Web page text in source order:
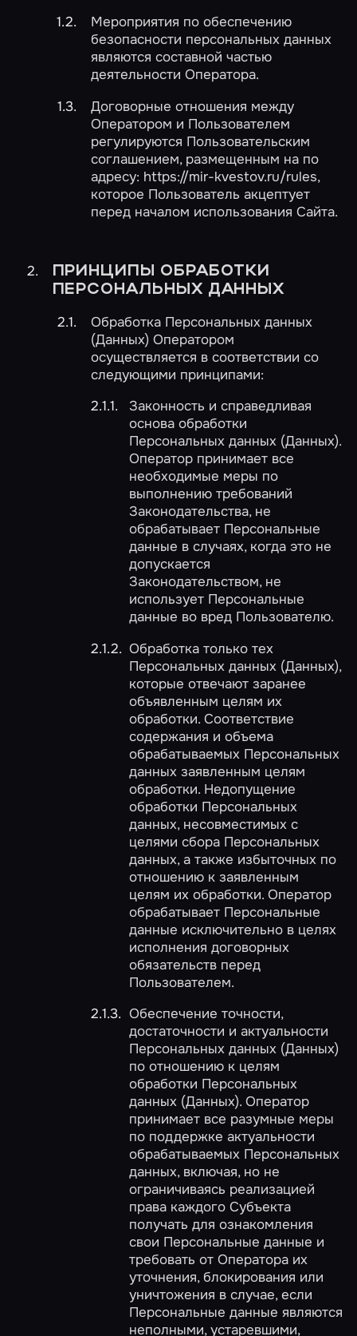
Мероприятия по обеспечению
безопасности персональных данных
являются составной частью
деятельности Оператора.
Договорные отношения между
Оператором и Пользователем
регулируются Пользовательским
соглашением, размещенным на по
адресу: https://mir-kvestov.ru/rules,
которое Пользователь акцептует
перед началом использования Сайта.
ПРИНЦИПЫ ОБРАБОТКИ
ПЕРСОНАЛЬНЫХ ДАННЫХ
Обработка Персональных данных
(Данных) Оператором
осуществляется в соответствии со
следующими принципами:
Законность и справедливая
основа обработки
Персональных данных (Данных).
Оператор принимает все
необходимые меры по
выполнению требований
Законодательства, не
обрабатывает Персональные
данные в случаях, когда это не
допускается
Законодательством, не
использует Персональные
данные во вред Пользователю.
Обработка только тех
Персональных данных (Данных),
которые отвечают заранее
объявленным целям их
обработки. Соответствие
содержания и объема
обрабатываемых Персональных
данных заявленным целям
обработки. Недопущение
обработки Персональных
данных, несовместимых с
целями сбора Персональных
данных, а также избыточных по
отношению к заявленным
целям их обработки. Оператор
обрабатывает Персональные
данные исключительно в целях
исполнения договорных
обязательств перед
Пользователем.
Обеспечение точности,
достаточности и актуальности
Персональных данных (Данных)
по отношению к целям
обработки Персональных
данных (Данных). Оператор
принимает все разумные меры
по поддержке актуальности
обрабатываемых Персональных
данных, включая, но не
ограничиваясь реализацией
права каждого Субъекта
получать для ознакомления
свои Персональные данные и
требовать от Оператора их
уточнения, блокирования или
уничтожения в случае, если
Персональные данные являются
неполными, устаревшими,